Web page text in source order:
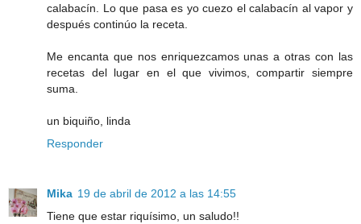
calabacín. Lo que pasa es yo cuezo el calabacín al vapor y
después continúo la receta.
Me encanta que nos enriquezcamos unas a otras con las
recetas del lugar en el que vivimos, compartir siempre
suma.
un biquiño, linda
Responder
Mika 19 de abril de 2012 a las 14:55
Tiene que estar riquísimo, un saludo!!